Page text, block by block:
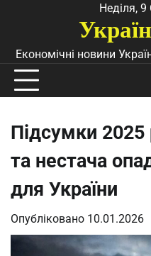
Неділя,
Економічні новини
Підсумки 2025
та нестача
для України
Опубліковано 10.01.2026